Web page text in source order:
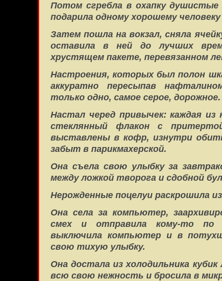
Потом сгребла в охапку
подарила одному хорошему
Затем пошла на вокзал, сняла
оставила в ней до лучших
хрустящем пакете, перевязанном
Настроения, которых был полон
аккуратно пересыпав
только одно, самое серое, дорожное.
Настал черед привычек: каждая
стеклянный флакон с
выставлены в кофр, изнутри
забыт в парикмахерской.
Она съела свою улыбку за
между ложкой творога и сдобной
Нерожденные поцелуи раскрошила
Она села за компьютер,
смех и отправила кому-то по
выключила компьютер и в
свою тихую улыбку.
Она достала из холодильника кубик
всю свою нежность и бросила в